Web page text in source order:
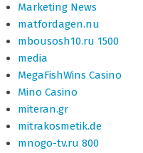
Marketing News
matfordagen.nu
mbousosh10.ru 1500
media
MegaFishWins Casino
Mino Casino
miteran.gr
mitrakosmetik.de
mnogo-tv.ru 800